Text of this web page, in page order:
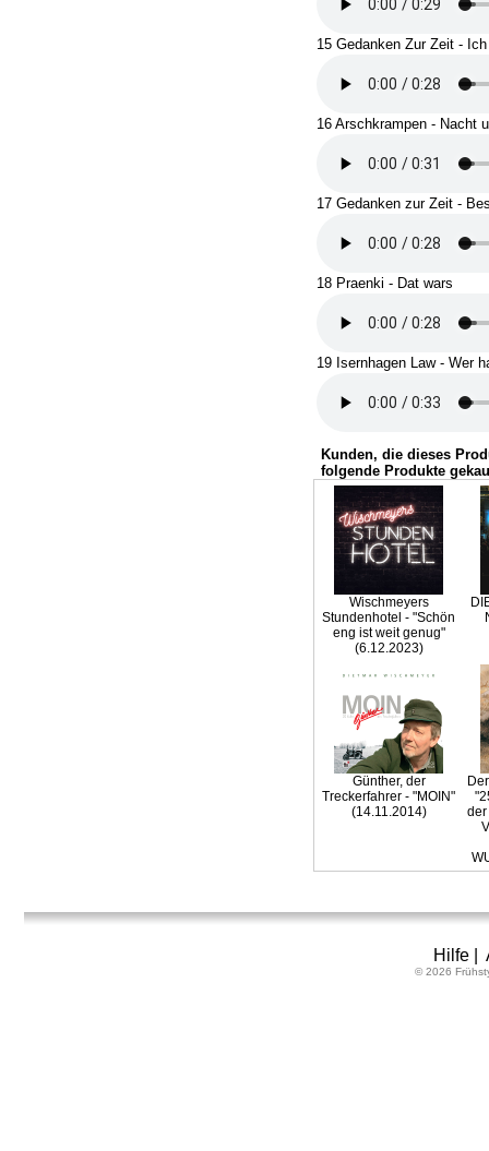
15 Gedanken Zur Zeit -
16 Arschkrampen - Nacht
17 Gedanken zur Zeit -
18 Praenki - Dat wars
19 Isernhagen Law - Wer
Kunden, die dieses
folgende Produkte
Wischmeyers
Stundenhotel - "Schön
eng ist weit genug"
(6.12.2023)
Günther, der
Treckerfahrer - "MOIN"
(14.11.2014)
der
Hilfe|
© 2026